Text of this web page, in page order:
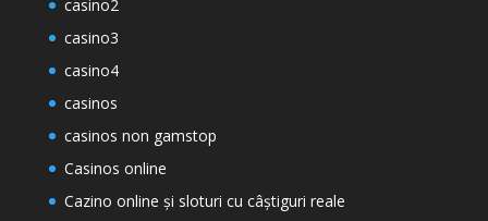
casino2
casino3
casino4
casinos
casinos non gamstop
Casinos online
Cazino online și sloturi cu câștiguri reale